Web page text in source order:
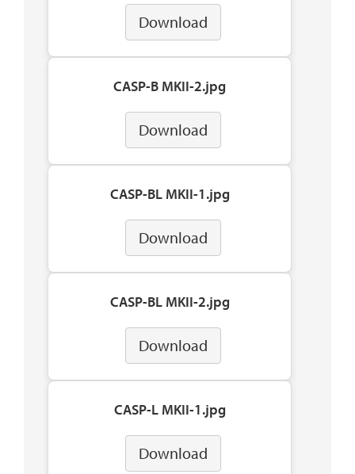
Download
CASP-B MKII-2.jpg
Download
CASP-BL MKII-1.jpg
Download
CASP-BL MKII-2.jpg
Download
CASP-L MKII-1.jpg
Download